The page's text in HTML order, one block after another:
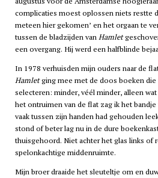
complicaties moest oplossen niets restte
meteen hier gekomen’ en het orgaan te
tussen de bladzijden vanHamlet
een overgang. Hij werd een halfblinde
In 1978 verhuisden mijn ouders naar de
Hamletging mee met de doos boeken die
selecteren: minder, véél minder, alleen
het ontruimen van de flat zag ik het
vaak tussen zijn handen had gehouden
stond of beter lag nu in de dure
thuisgehoord. Niet achter het glas links of
spelonkachtige middenruimte.
Mijn broer draaide het sleuteltje om en